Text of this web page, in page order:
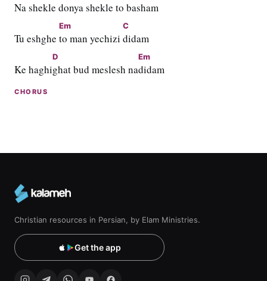
Na shekle donya shekle to basham
Tu eshghe
Em
to man yechizi
C
didam
Ke haghi
D
ghat bud meslesh na
Em
didam
CHORUS
Christian resources in Persian, by Elam Ministries.
Get the app